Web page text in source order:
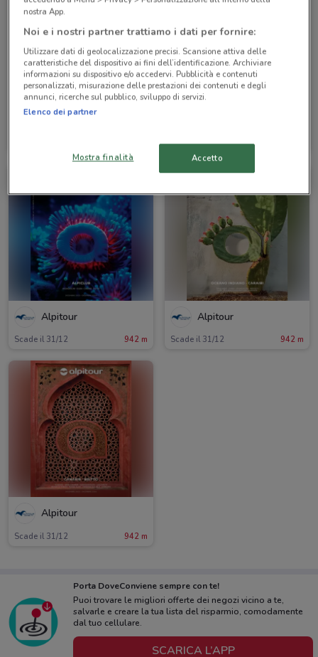
Alpitour
Scade il 31/10
Alpitour
Scade il 31/12 942 m
Alpitour
Scade il 31/12 942 m
Alpitour
Scade il 31/12 942 m
Porta DoveConviene sempre con te!
Puoi trovare le migliori offerte dei negozi vicino a te,
salvarle e creare la tua lista del risparmio, comodamente
dal tuo cellulare.
SCARICA L’APP
nostra App.
Noi e i nostri partner trattiamo i dati per fornire:
Utilizzare dati di geolocalizzazione precisi. Scansione attiva delle
caratteristiche del dispositivo ai fini dell’identificazione. Archiviare
informazioni su dispositivo e/o accedervi. Pubblicità e contenuti
personalizzati, misurazione delle prestazioni dei contenuti e degli
annunci, ricerche sul pubblico, sviluppo di servizi.
Elenco dei partner
Mostra finalità Accetto